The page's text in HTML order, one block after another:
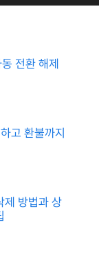
전환 해제
고 환불까지
제 방법과 상